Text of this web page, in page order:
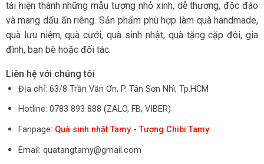
tái hiện thành những mẫu tượng nhỏ xinh, dễ thương, độc đáo
và mang dấu ấn riêng. Sản phẩm phù hợp làm quà handmade,
quà lưu niệm, quà cưới, quà sinh nhật, quà tặng cặp đôi, gia
đình, bạn bè hoặc đối tác.
Liên hệ với chúng tôi
Địa chỉ: 63/8 Trần Văn Ơn, P. Tân Sơn Nhì, Tp.HCM
Hotline: 0783 893 888 (ZALO, FB, VIBER)
Fanpage: Quà sinh nhật Tamy-Tượng Chibi Tamy
Email: quatangtamy@gmail.com